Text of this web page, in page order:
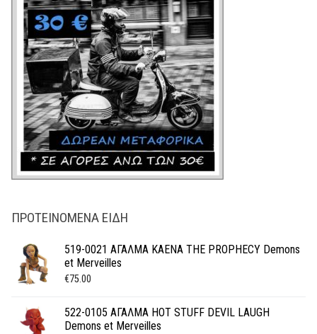
ΠΡΟΤΕΙΝΌΜΕΝΑ ΕΊΔΗ
519-0021 ΑΓΑΛΜΑ KAENA THE PROPHECY Demons
et Merveilles
€75.00
522-0105 ΑΓΑΛΜΑ HOT STUFF DEVIL LAUGH
Demons et Merveilles